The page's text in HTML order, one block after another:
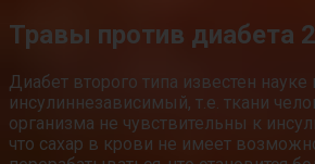
Травы против диабета
Диабет второго типа известен науке
инсулиннезависимый, т.е. ткани
организма не чувствительны к
что сахар в крови не имеет